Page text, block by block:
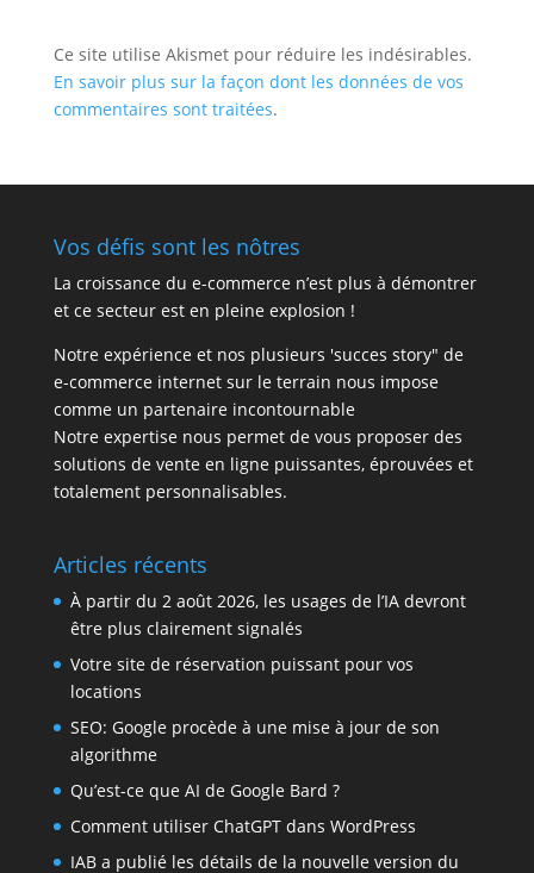
Ce site utilise Akismet pour réduire les indésirables.
En savoir plus sur la façon dont les données de vos
commentaires sont traitées.
Vos défis sont les nôtres
La croissance du e-commerce n’est plus à démontrer
et ce secteur est en pleine explosion !
Notre expérience et nos plusieurs 'succes story" de
e-commerce internet sur le terrain nous impose
comme un partenaire incontournable
Notre expertise nous permet de vous proposer des
solutions de vente en ligne puissantes, éprouvées et
totalement personnalisables.
Articles récents
À partir du 2 août 2026, les usages de l’IA devront
être plus clairement signalés
Votre site de réservation puissant pour vos
locations
SEO: Google procède à une mise à jour de son
algorithme
Qu’est-ce que AI de Google Bard ?
Comment utiliser ChatGPT dans WordPress
IAB a publié les détails de la nouvelle version du